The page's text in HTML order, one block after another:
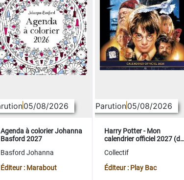
05/08/2026
Agenda à colorier Johanna
Basford 2027
Basford Johanna
Éditeur : Marabout
Parution05/08/2026
Harry Potter - Mon
calendrier officiel 2027 (de
Collectif
Éditeur : Play Bac